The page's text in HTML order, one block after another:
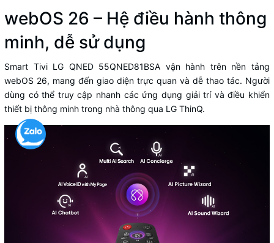
webOS 26 – Hệ điều hành thông
minh, dễ sử dụng
Smart Tivi LG QNED 55QNED81BSA vận hành trên nền tảng
webOS 26, mang đến giao diện trực quan và dễ thao tác. Người
dùng có thể truy cập nhanh các ứng dụng giải trí và điều khiển
thiết bị thông minh trong nhà thông qua LG ThinQ.